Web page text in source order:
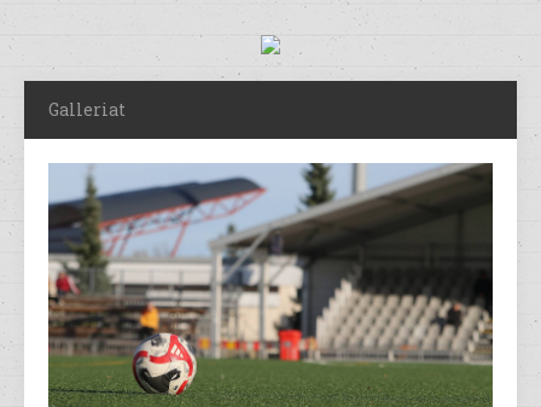
Galleriat